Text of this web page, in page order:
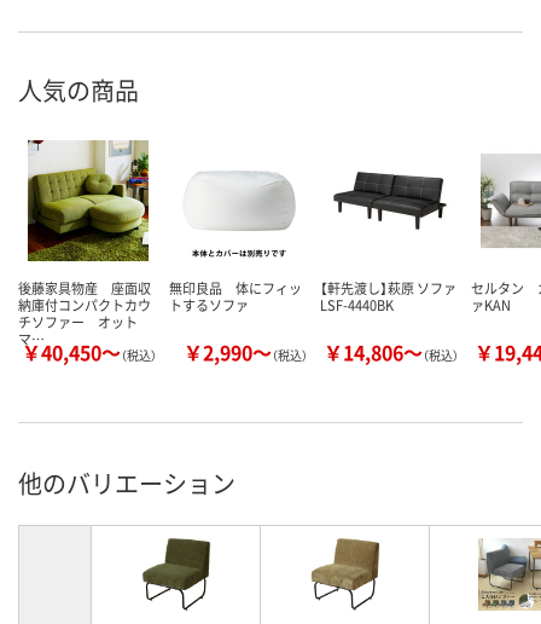
人気の商品
後藤家具物産 座面収
納庫付コンパクトカウ
チソファー オット
マ…
￥40,450～（税込）
無印良品 体にフィッ
トするソファ
￥2,990～（税込）
【軒先渡し】萩原 ソファ
LSF-4440BK
￥14,806～（税込）
セルタン
ァKAN
￥
他のバリエーション